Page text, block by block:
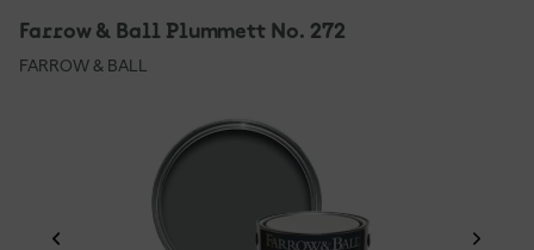
Farrow & Ball Plummett No. 272
FARROW & BALL